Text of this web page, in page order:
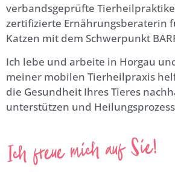
verbandsgeprüfte
zertifizierte Ernährungsberaterin
Katzen mit dem Schwerpunkt
Ich lebe und arbeite in Horgau
meiner mobilen Tierheilpraxis
die Gesundheit Ihres Tieres
unterstützen und